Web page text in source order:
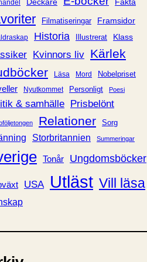
Filmatiseringar Framsidor
Historia Illustrerat Klass
Kvinnors liv Kärlek
Läsa Mord Nobelpriset
Nyutkommet Personligt Poesi
& samhälle Prisbelönt
Relationer Sorg
Storbritannien Summeringar
Tonår Ungdomsböcker
USA Utläst Vill läsa